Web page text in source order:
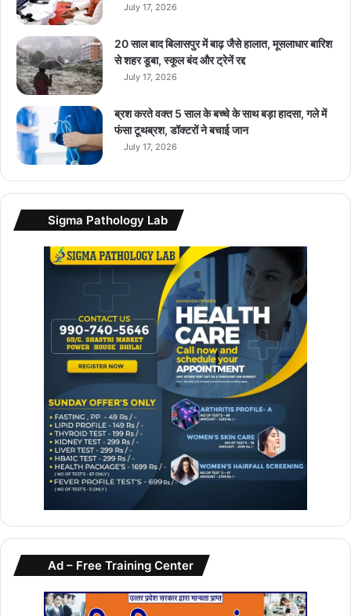
कं
नि
यां
?
July 17, 2026
20 साल बाद बिलासपुर में बाढ़ जैसे हालात, मूसलाधार बारिश
से शहर डूबा, स्कूल बंद और ट्रेनें रद्द
July 17, 2026
ब्रश करते वक्त 5 साल के बच्चे के साथ बड़ा हादसा, गले में
फंसा टूथब्रश, डॉक्टरों ने बचाई जान
July 17, 2026
Sigma Pathology Lab
Ad – Free Training Center